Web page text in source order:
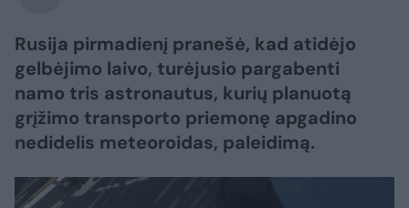
Rusija pirmadienį pranešė, kad atidėjo
gelbėjimo laivo, turėjusio pargabenti
namo tris astronautus, kurių planuotą
grįžimo transporto priemonę apgadino
nedidelis meteoroidas, paleidimą.